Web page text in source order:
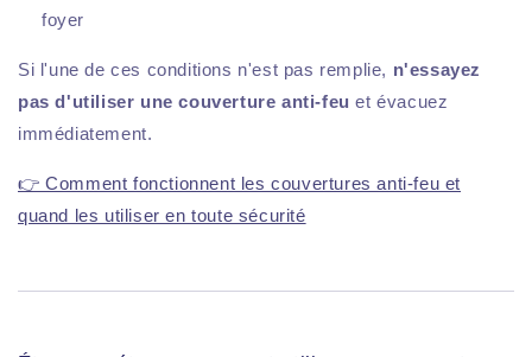
foyer
Si l'une de ces conditions n'est pas remplie, n'essayez
pas d'utiliser une couverture anti-feu et évacuez
immédiatement.
👉 Comment fonctionnent les couvertures anti-feu et
quand les utiliser en toute sécurité